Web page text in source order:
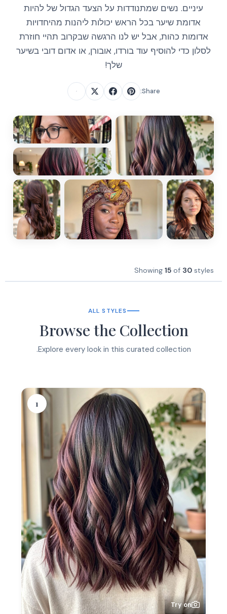
עיניים. נשים שמתנודדות על הצעד הגדול של להיות
אדומת שיער בכל הראש יכולות ליהנות מהיחדויות
אדומות כהות, אבל יש לנו הרגשה שבקרוב תהיי חוזרת
לסלון כדי להוסיף עוד בורדו, אובורן, או אדום דובי בשיער
שלך!
Share:
Showing 15 of 30 styles
ALL STYLES
Browse the Collection
Explore every look in this curated collection.
1
Try on